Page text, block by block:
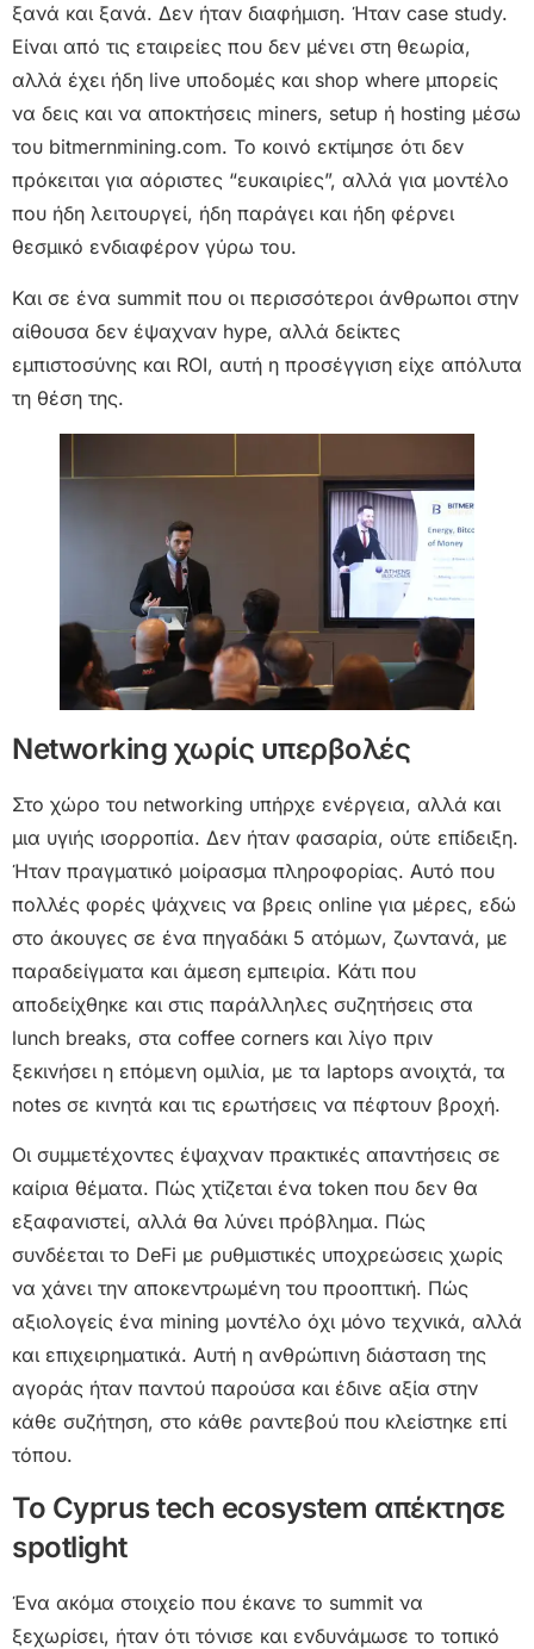
ξανά και ξανά. Δεν ήταν διαφήμιση. Ήταν case study.
Είναι από τις εταιρείες που δεν μένει στη θεωρία,
αλλά έχει ήδη live υποδομές και shop where μπορείς
να δεις και να αποκτήσεις miners, setup ή hosting μέσω
του bitmernmining.com. Το κοινό εκτίμησε ότι δεν
πρόκειται για αόριστες “ευκαιρίες”, αλλά για μοντέλο
που ήδη λειτουργεί, ήδη παράγει και ήδη φέρνει
θεσμικό ενδιαφέρον γύρω του.
Και σε ένα summit που οι περισσότεροι άνθρωποι στην
αίθουσα δεν έψαχναν hype, αλλά δείκτες
εμπιστοσύνης και ROI, αυτή η προσέγγιση είχε απόλυτα
τη θέση της.
Networking χωρίς υπερβολές
Στο χώρο του networking υπήρχε ενέργεια, αλλά και
μια υγιής ισορροπία. Δεν ήταν φασαρία, ούτε επίδειξη.
Ήταν πραγματικό μοίρασμα πληροφορίας. Αυτό που
πολλές φορές ψάχνεις να βρεις online για μέρες, εδώ
στο άκουγες σε ένα πηγαδάκι 5 ατόμων, ζωντανά, με
παραδείγματα και άμεση εμπειρία. Κάτι που
αποδείχθηκε και στις παράλληλες συζητήσεις στα
lunch breaks, στα coffee corners και λίγο πριν
ξεκινήσει η επόμενη ομιλία, με τα laptops ανοιχτά, τα
notes σε κινητά και τις ερωτήσεις να πέφτουν βροχή.
Οι συμμετέχοντες έψαχναν πρακτικές απαντήσεις σε
καίρια θέματα. Πώς χτίζεται ένα token που δεν θα
εξαφανιστεί, αλλά θα λύνει πρόβλημα. Πώς
συνδέεται το DeFi με ρυθμιστικές υποχρεώσεις χωρίς
να χάνει την αποκεντρωμένη του προοπτική. Πώς
αξιολογείς ένα mining μοντέλο όχι μόνο τεχνικά, αλλά
και επιχειρηματικά. Αυτή η ανθρώπινη διάσταση της
αγοράς ήταν παντού παρούσα και έδινε αξία στην
κάθε συζήτηση, στο κάθε ραντεβού που κλείστηκε επί
τόπου.
Το Cyprus tech ecosystem απέκτησε
spotlight
Ένα ακόμα στοιχείο που έκανε το summit να
ξεχωρίσει, ήταν ότι τόνισε και ενδυνάμωσε το τοπικό